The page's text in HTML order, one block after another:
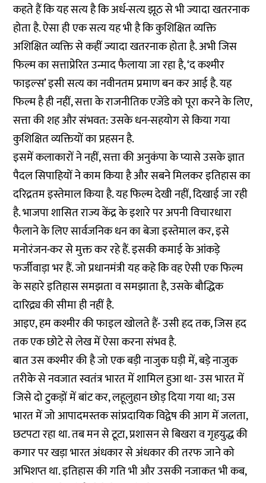
कहते हैं कि यह सत्य है कि अर्ध-सत्य झूठ से भी ज्यादा खतरनाक
होता है. ऐसा ही एक सत्य यह भी है कि कुशिक्षित व्यक्ति
अशिक्षित व्यक्ति से कहीं ज्यादा खतरनाक होता है. अभी जिस
फिल्म का सत्ताप्रेरित उन्माद फैलाया जा रहा है, ‘द कश्मीर
फाइल्स’ इसी सत्य का नवीनतम प्रमाण बन कर आई है. यह
फिल्म है ही नहीं, सत्ता के राजनीतिक एजेंडे को पूरा करने के लिए,
सत्ता की शह और संभवत: उसके धन-सहयोग से किया गया
कुशिक्षित व्यक्तियों का प्रहसन है.
इसमें कलाकारों ने नहीं, सत्ता की अनुकंपा के प्यासे उसके ज्ञात
पैदल सिपाहियों ने काम किया है और सबने मिलकर इतिहास का
दरिद्रतम इस्तेमाल किया है. यह फिल्म देखी नहीं, दिखाई जा रही
है. भाजपा शासित राज्य केंद्र के इशारे पर अपनी विचारधारा
फैलाने के लिए सार्वजनिक धन का बेजा इस्तेमाल कर, इसे
मनोरंजन-कर से मुक्त कर रहे हैं. इसकी कमाई के आंकड़े
फर्जीवाड़ा भर हैं. जो प्रधानमंत्री यह कहे कि वह ऐसी एक फिल्म
के सहारे इतिहास समझता व समझाता है, उसके बौद्धिक
दारिद्र्य की सीमा ही नहीं है.
आइए, हम कश्मीर की फाइल खोलते हैं- उसी हद तक, जिस हद
तक एक छोटे से लेख में ऐसा करना संभव है.
बात उस कश्मीर की है जो एक बड़ी नाजुक घड़ी में, बड़े नाजुक
तरीके से नवजात स्वतंत्र भारत में शामिल हुआ था- उस भारत में
जिसे दो टुकड़ों में बांट कर, लहूलुहान छोड़ दिया गया था; उस
भारत में जो आपादमस्तक सांप्रदायिक विद्वेष की आग में जलता,
छटपटा रहा था. तब मन से टूटा, प्रशासन से बिखरा व गृहयुद्ध की
कगार पर खड़ा भारत अंधकार से अंधकार की तरफ जाने को
अभिशप्त था. इतिहास की गति भी और उसकी नजाकत भी कब,